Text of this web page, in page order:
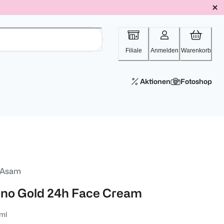
Filiale Anmelden Warenkorb
Aktionen Fotoshop
Gold 24h Face Cream